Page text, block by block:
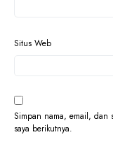
Situs Web
Simpan nama, email, dan
saya berikutnya.